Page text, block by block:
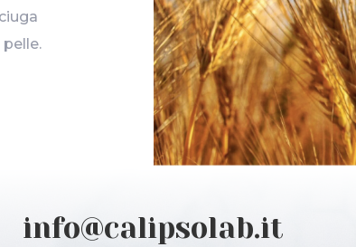
info@calipsolab.it